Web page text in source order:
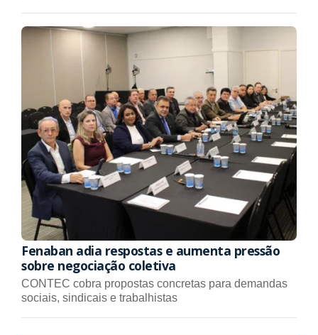
Fenaban adia respostas e aumenta pressão
sobre negociação coletiva
CONTEC cobra propostas concretas para demandas
sociais, sindicais e trabalhistas